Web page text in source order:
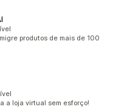
produtos de mais de 100
a loja virtual sem esforço!